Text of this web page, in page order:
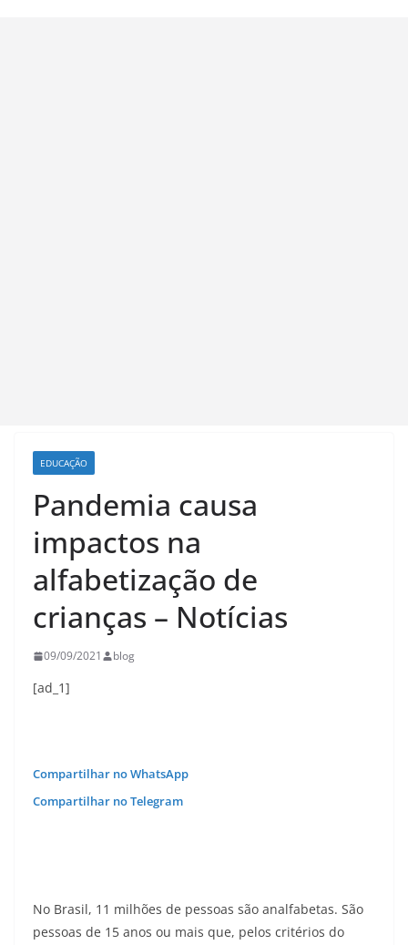
EDUCAÇÃO
Pandemia causa
impactos na
alfabetização de
crianças – Notícias
09/09/2021 blog
[ad_1]
Compartilhar no WhatsApp
Compartilhar no Telegram
No Brasil, 11 milhões de pessoas são analfabetas. São
pessoas de 15 anos ou mais que, pelos critérios do